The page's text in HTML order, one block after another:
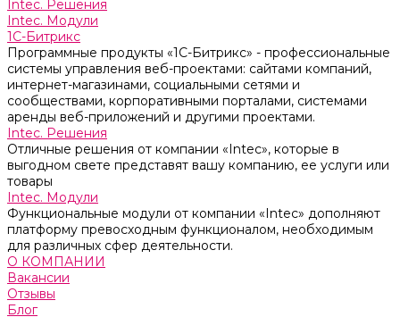
Intec. Решения
Intec. Модули
1С-Битрикс
Программные продукты «1С-Битрикс» - профессиональные
системы управления веб-проектами: сайтами компаний,
интернет-магазинами, социальными сетями и
сообществами, корпоративными порталами, системами
аренды веб-приложений и другими проектами.
Intec. Решения
Отличные решения от компании «Intec», которые в
выгодном свете представят вашу компанию, ее услуги или
товары
Intec. Модули
Функциональные модули от компании «Intec» дополняют
платформу превосходным функционалом, необходимым
для различных сфер деятельности.
О КОМПАНИИ
Вакансии
Отзывы
Блог